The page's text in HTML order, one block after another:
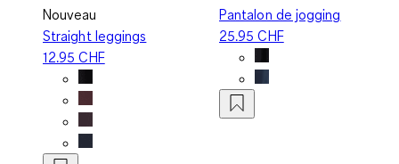
Nouveau
Straight leggings
12.95 CHF
Pantalon de jogging
25.95 CHF